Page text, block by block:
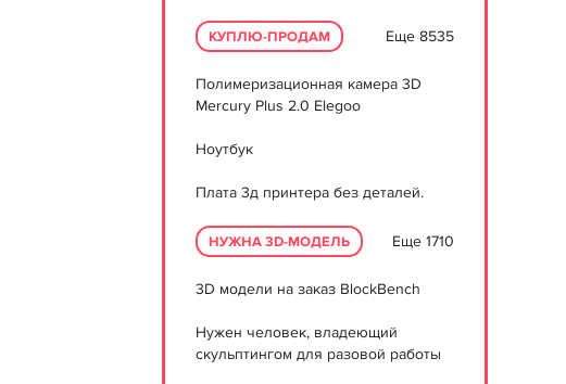
КУПЛЮ-ПРОДАМ Еще 8535
Полимеризационная камера 3D
Mercury Plus 2.0 Elegoo
Ноутбук
Плата 3д принтера без деталей.
НУЖНА 3D-МОДЕЛЬ Еще 1710
3D модели на заказ BlockBench
Нужен человек, владеющий
скульптингом для разовой работы